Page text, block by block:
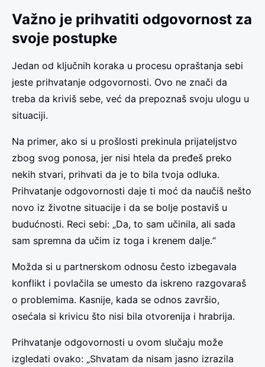
Važno je prihvatiti odgovornost za
svoje postupke
Jedan od ključnih koraka u procesu opraštanja sebi
jeste prihvatanje odgovornosti. Ovo ne znači da
treba da kriviš sebe, već da prepoznaš svoju ulogu u
situaciji.
Na primer, ako si u prošlosti prekinula prijateljstvo
zbog svog ponosa, jer nisi htela da pređeš preko
nekih stvari, prihvati da je to bila tvoja odluka.
Prihvatanje odgovornosti daje ti moć da naučiš nešto
novo iz životne situacije i da se bolje postaviš u
budućnosti. Reci sebi: „Da, to sam učinila, ali sada
sam spremna da učim iz toga i krenem dalje.“
Možda si u partnerskom odnosu često izbegavala
konflikt i povlačila se umesto da iskreno razgovaraš
o problemima. Kasnije, kada se odnos završio,
osećala si krivicu što nisi bila otvorenija i hrabrija.
Prihvatanje odgovornosti u ovom slučaju može
izgledati ovako: „Shvatam da nisam jasno izrazila